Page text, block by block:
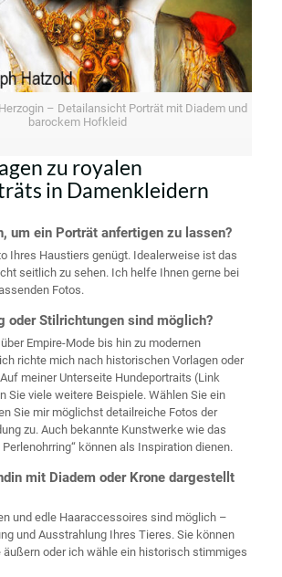
– Detailansicht Porträt mit Diadem und
barockem Hofkleid
zu royalen
in Damenkleidern
um ein Porträt anfertigen zu lassen?
Ihres Haustiers genügt. Idealerweise ist das
seitlich zu sehen. Ich helfe Ihnen gerne bei
Fotos.
oder Stilrichtungen sind möglich?
Empire-Mode bis hin zu modernen
richte mich nach historischen Vorlagen oder
meiner Unterseite Hundeportraits (Link
Sie viele weitere Beispiele. Wählen Sie ein
Sie mir möglichst detailreiche Fotos der
zu. Auch bekannte Kunstwerke wie das
können als Inspiration dienen.
mit Diadem oder Krone dargestellt
und edle Haaraccessoires sind möglich –
und Ausstrahlung Ihres Tieres. Sie können
äußern oder ich wähle ein historisch stimmiges